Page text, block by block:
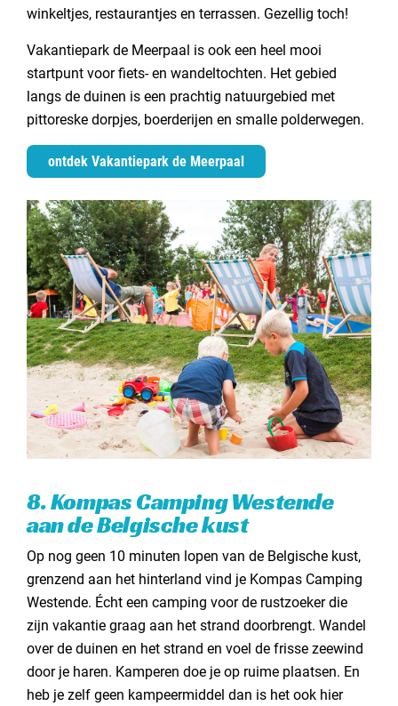
winkeltjes, restaurantjes en terrassen. Gezellig toch!
Vakantiepark de Meerpaal is ook een heel mooi
startpunt voor fiets- en wandeltochten. Het gebied
langs de duinen is een prachtig natuurgebied met
pittoreske dorpjes, boerderijen en smalle polderwegen.
ontdek Vakantiepark de Meerpaal
8. Kompas Camping Westende
aan de Belgische kust
Op nog geen 10 minuten lopen van de Belgische kust,
grenzend aan het hinterland vind je Kompas Camping
Westende. Écht een camping voor de rustzoeker die
zijn vakantie graag aan het strand doorbrengt. Wandel
over de duinen en het strand en voel de frisse zeewind
door je haren. Kamperen doe je op ruime plaatsen. En
heb je zelf geen kampeermiddel dan is het ook hier